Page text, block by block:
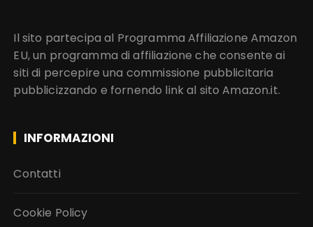
Il sito partecipa al Programma Affiliazione Amazon
EU, un programma di affiliazione che consente ai
siti di percepire una commissione pubblicitaria
pubblicizzando e fornendo link al sito Amazon.it.
INFORMAZIONI
Contatti
Cookie Policy